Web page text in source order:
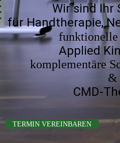
Wir sind Ihr
für Handtherapie,
Applied
komplementäre
&
CMD-
TERMIN VEREINBAREN